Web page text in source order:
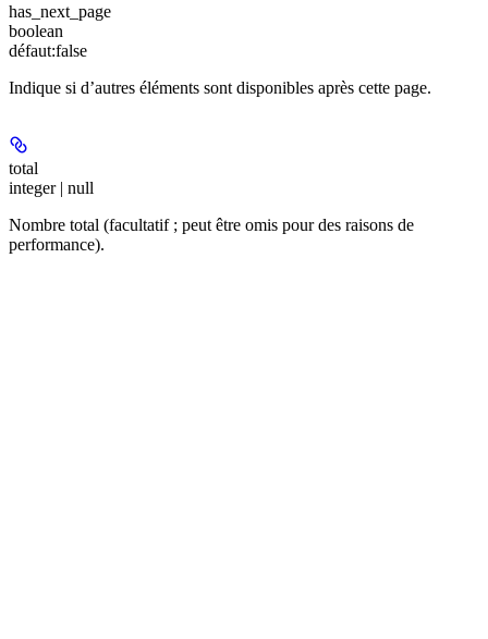
has_next_page
boolean
défaut:false
Indique si d’autres éléments sont disponibles après cette page.
total
integer | null
Nombre total (facultatif ; peut être omis pour des raisons de
performance).